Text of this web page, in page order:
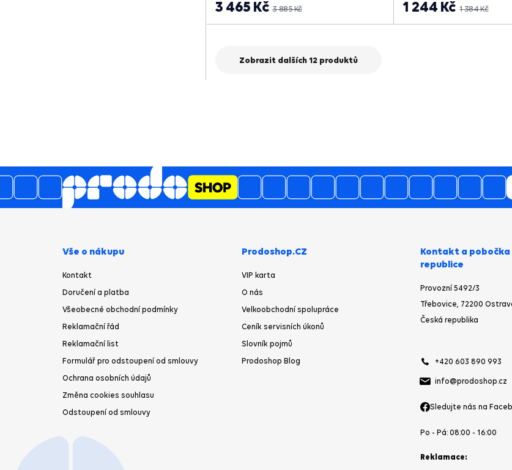
3 885 Kč
3 465 Kč
1 384 Kč
1 244 Kč
Zobrazit dalších 12 produktů
28.07.2026
vyřešení drobného problému.
27.07.2026
Vše o nákupu
Kontakt
Doručení a platba
Všeobecné obchodní podmínky
Reklamační list
Formulář pro odstoupení od smlouvy
Prodoshop.CZ
republice
Provozní 5492/3
Třebovice, 72200 Ostrava
+420 603 890 993